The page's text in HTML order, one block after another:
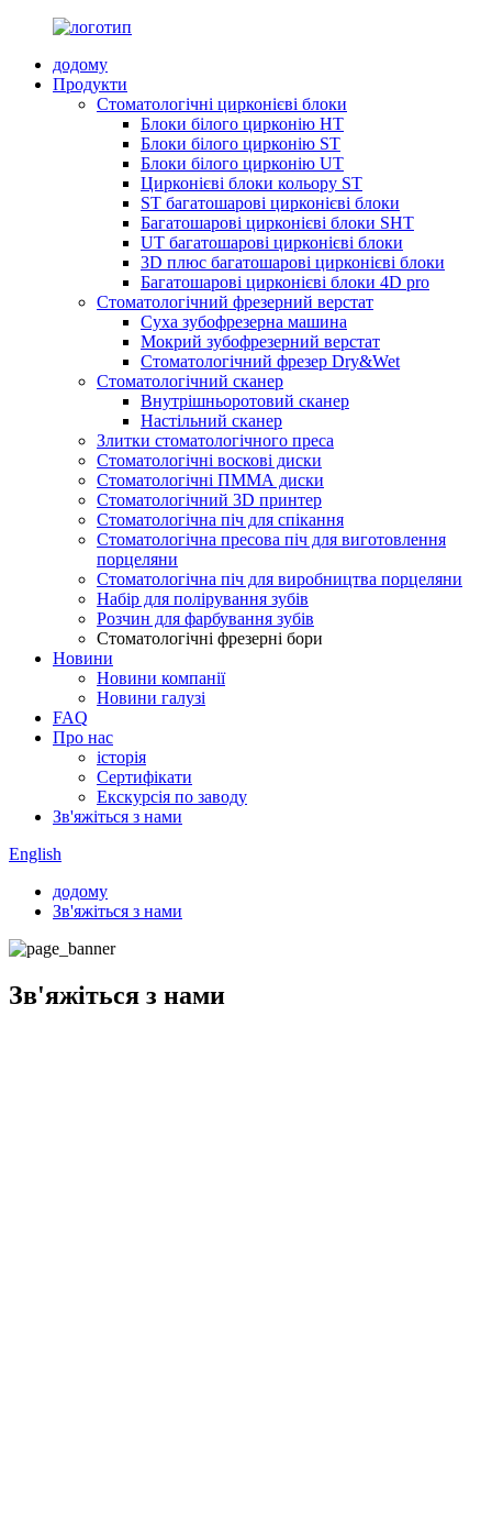
додому
Продукти
Стоматологічні цирконієві блоки
Блоки білого цирконію HT
Блоки білого цирконію ST
Блоки білого цирконію UT
Цирконієві блоки кольору ST
ST багатошарові цирконієві блоки
Багатошарові цирконієві блоки SHT
UT багатошарові цирконієві блоки
3D плюс багатошарові цирконієві блоки
Багатошарові цирконієві блоки 4D pro
Стоматологічний фрезерний верстат
Суха зубофрезерна машина
Мокрий зубофрезерний верстат
Стоматологічний фрезер Dry&Wet
Стоматологічний сканер
Внутрішньоротовий сканер
Настільний сканер
Злитки стоматологічного преса
Стоматологічні воскові диски
Стоматологічні ПММА диски
Стоматологічний 3D принтер
Стоматологічна піч для спікання
Стоматологічна пресова піч для виготовлення
порцеляни
Стоматологічна піч для виробництва порцеляни
Набір для полірування зубів
Розчин для фарбування зубів
Стоматологічні фрезерні бори
Новини
Новини компанії
Новини галузі
FAQ
Про нас
історія
Сертифікати
Екскурсія по заводу
Зв'яжіться з нами
English
додому
Зв'яжіться з нами
Зв'яжіться з нами